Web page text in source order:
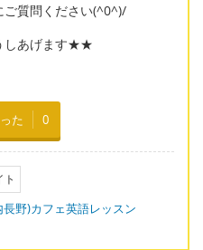
ご質問ください(^0^)/
しあげます★★
た 0
ト
長野)カフェ英語レッスン